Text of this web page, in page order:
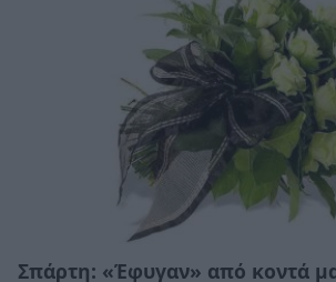
Σπάρτη: «Έφυγαν» από κοντά